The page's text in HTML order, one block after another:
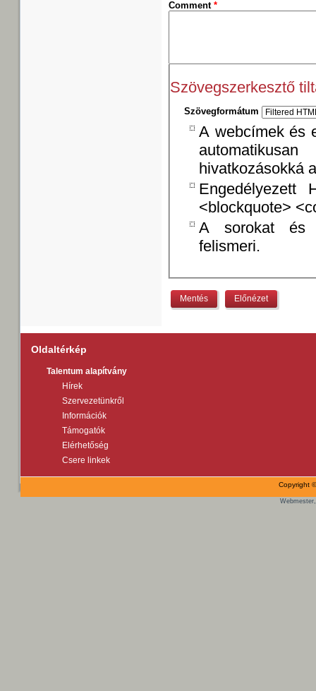
Comment *
Szövegszerkesztő
Szövegformátum
A webcímek és
automatikusan
hivatkozásokká
Engedélyezett
<blockquote>
A sorokat és
felismeri.
Oldaltérkép
Talentum alapítvány
Hírek
Szervezetünkről
Információk
Támogatók
Elérhetőség
Csere linkek
Copyright